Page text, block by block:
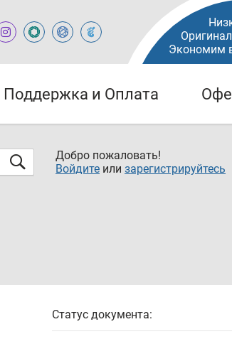
Экономим
Поддержка и Оплата
Добро пожаловать!
Войдите или зарегистрируйтесь
Статус документа: